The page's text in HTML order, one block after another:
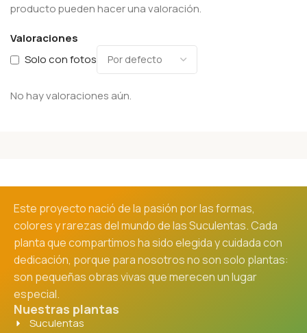
Valoraciones
Solo con fotos
No hay valoraciones aún.
producto pueden hacer una valoración.
Este proyecto nació de la pasión por las formas,
colores y rarezas del mundo de las Suculentas. Cada
planta que compartimos ha sido elegida y cuidada con
dedicación, porque para nosotros no son solo plantas:
son pequeñas obras vivas que merecen un lugar
especial.
Nuestras plantas
Suculentas